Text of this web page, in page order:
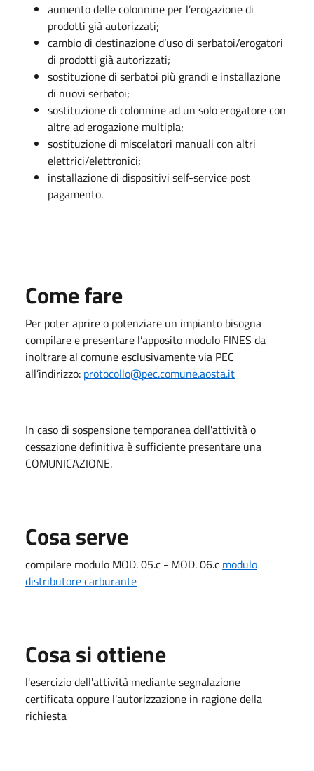
aumento delle colonnine per l’erogazione di
prodotti già autorizzati;
cambio di destinazione d’uso di serbatoi/erogatori
di prodotti già autorizzati;
sostituzione di serbatoi più grandi e installazione
di nuovi serbatoi;
sostituzione di colonnine ad un solo erogatore con
altre ad erogazione multipla;
sostituzione di miscelatori manuali con altri
elettrici/elettronici;
installazione di dispositivi self-service post
pagamento.
Come fare
Per poter aprire o potenziare un impianto bisogna
compilare e presentare l’apposito modulo FINES da
inoltrare al comune esclusivamente via PEC
all’indirizzo: protocollo@pec.comune.aosta.it
In caso di sospensione temporanea dell'attività o
cessazione definitiva è sufficiente presentare una
COMUNICAZIONE.
Cosa serve
compilare modulo MOD. 05.c - MOD. 06.c modulo
distributore carburante
Cosa si ottiene
l'esercizio dell'attività mediante segnalazione
certificata oppure l'autorizzazione in ragione della
richiesta